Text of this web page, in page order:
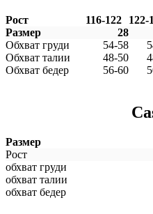
Рост 116-122 122-
Размер
28
Обхват груди
54-58
Обхват талии
48-50
Обхват бедер
56-60
Размер
Рост
обхват груди
обхват талии
обхват бедер